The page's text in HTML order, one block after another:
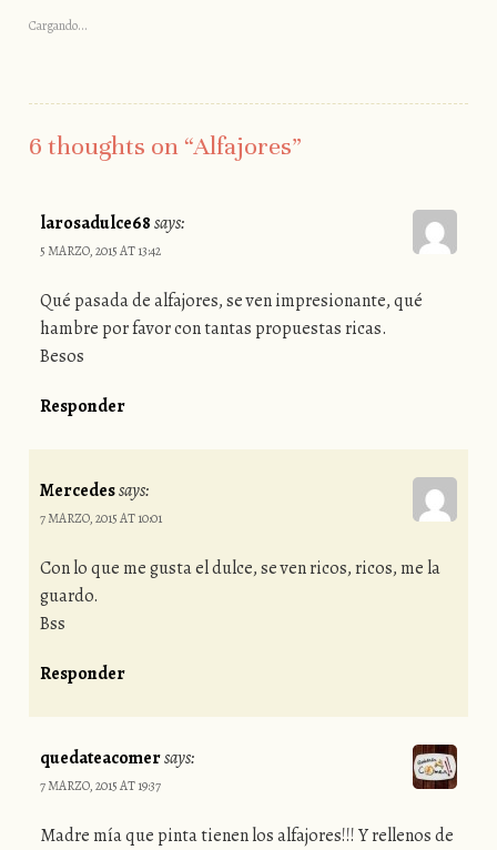
Cargando...
6 thoughts on “Alfajores”
larosadulce68says:
5 MARZO, 2015 AT 13:42
Qué pasada de alfajores, se ven impresionante, qué
hambre por favor con tantas propuestas ricas.
Besos
Responder
Mercedessays:
7 MARZO, 2015 AT 10:01
Con lo que me gusta el dulce, se ven ricos, ricos, me la
guardo.
Bss
Responder
quedateacomersays:
7 MARZO, 2015 AT 19:37
Madre mía que pinta tienen los alfajores!!! Y rellenos de